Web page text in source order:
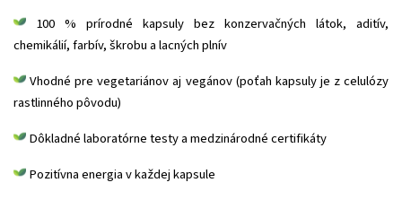
100 % prírodné kapsuly bez konzervačných látok, aditív,
chemikálií, farbív, škrobu a lacných plnív
Vhodné pre vegetariánov aj vegánov (poťah kapsuly je z celulózy
rastlinného pôvodu)
Dôkladné laboratórne testy a medzinárodné certifikáty
Pozitívna energia v každej kapsule